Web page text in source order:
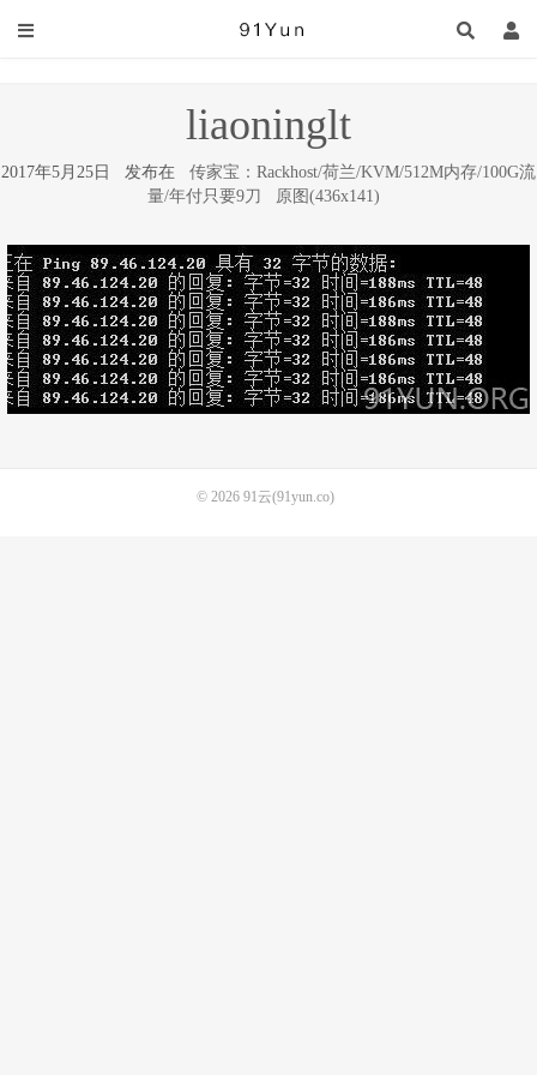
liaoninglt
2017年5月25日 发布在 传家宝：Rackhost/荷兰/KVM/512M内存/100G流
量/年付只要9刀
原图(436x141)
© 2026 91云(91yun.co)